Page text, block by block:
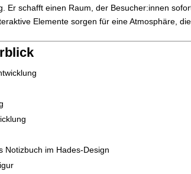
Er schafft einen Raum, der Besucher:innen
Elemente sorgen für eine Atmosphäre,
Notizbuch im Hades-Design